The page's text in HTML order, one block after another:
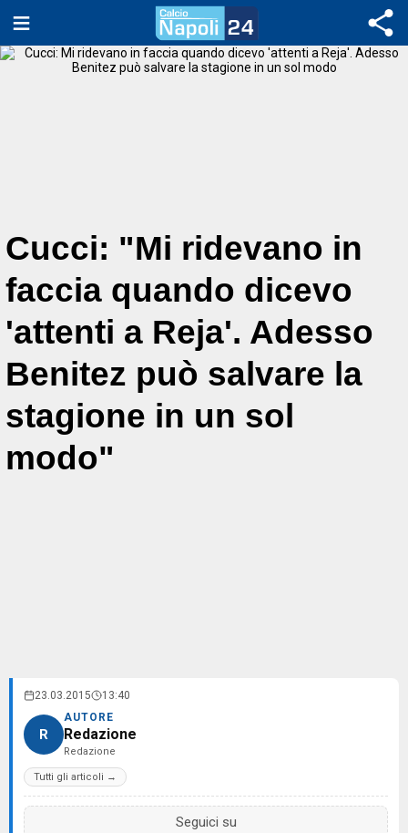
Cucci: "Mi ridevano in
faccia quando dicevo
'attenti a Reja'. Adesso
Benitez può salvare la
stagione in un sol
modo"
23.03.2015 13:40
R
AUTORE
Redazione
Redazione
Tutti gli articoli →
Seguici su